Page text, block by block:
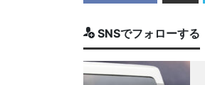
SNSでフォローする